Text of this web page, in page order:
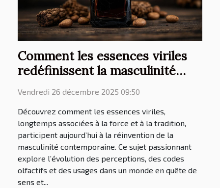
Comment les essences viriles
redéfinissent la masculinité
moderne ?
Vendredi 26 décembre 2025 09:50
Découvrez comment les essences viriles,
longtemps associées à la force et à la tradition,
participent aujourd’hui à la réinvention de la
masculinité contemporaine. Ce sujet passionnant
explore l’évolution des perceptions, des codes
olfactifs et des usages dans un monde en quête de
sens et...